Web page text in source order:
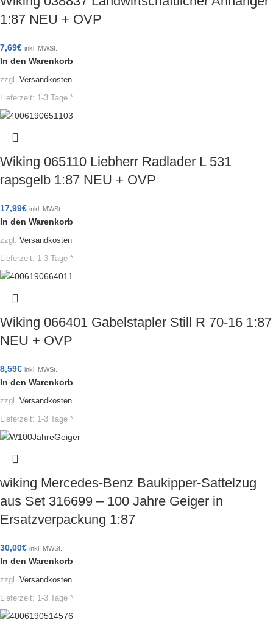
1:87 NEU + OVP
7,69€ inkl. MWSt.
In den Warenkorb
zzgl. Versandkosten
Lieferzeit: 1-3 Tage *
Wiking 065110 Liebherr Radlader L 531
rapsgelb 1:87 NEU + OVP
17,99€ inkl. MWSt.
In den Warenkorb
zzgl. Versandkosten
Lieferzeit: 1-3 Tage *
Wiking 066401 Gabelstapler Still R 70-16 1:87
NEU + OVP
8,59€ inkl. MWSt.
In den Warenkorb
zzgl. Versandkosten
Lieferzeit: 1-3 Tage *
wiking Mercedes-Benz Baukipper-Sattelzug
aus Set 316699 – 100 Jahre Geiger in
Ersatzverpackung 1:87
30,00€ inkl. MWSt.
In den Warenkorb
zzgl. Versandkosten
Lieferzeit: 1-3 Tage *